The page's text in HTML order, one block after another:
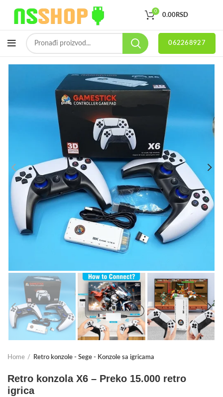
0
0.00RSD
062268927
Home Retro konzole - Sege - Konzole sa igricama
Retro konzola X6 – Preko 15.000 retro
igrica